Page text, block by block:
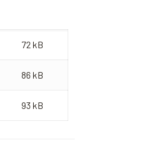
72 kB
86 kB
93 kB